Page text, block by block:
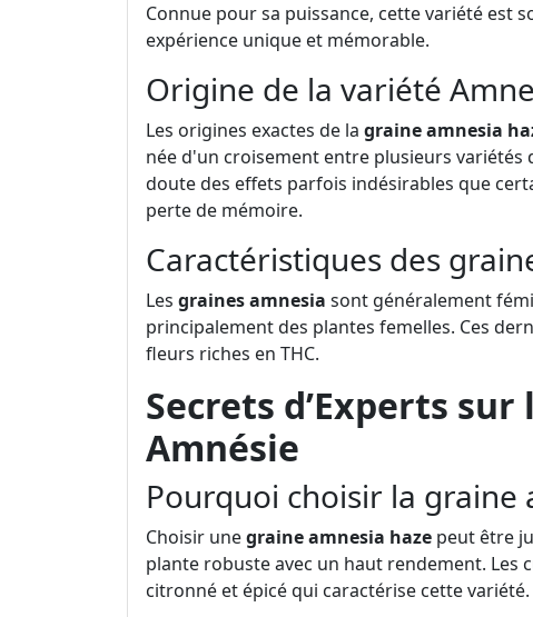
Connue pour sa puissance, cette variété est
expérience unique et mémorable.
Origine de la variété
Les origines exactes de la graine amnesia
née d'un croisement entre plusieurs variétés
doute des effets parfois indésirables que
perte de mémoire.
Caractéristiques des
Les graines amnesia sont généralement
principalement des plantes femelles. Ces
fleurs riches en THC.
Secrets d’Experts
Amnésie
Pourquoi choisir la graine
Choisir unegraine amnesia haze peut être
plante robuste avec un haut rendement.
citronné et épicé qui caractérise cette variété.